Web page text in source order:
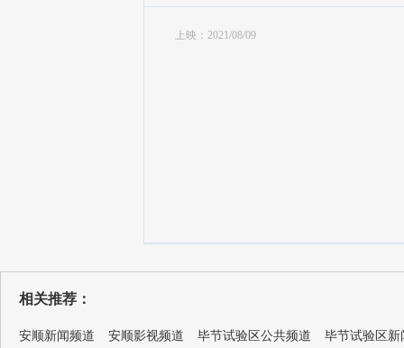
上映：2021/08/09
相关推荐：
安顺新闻频道 安顺影视频道 毕节试验区公共频道
毕节试验区新